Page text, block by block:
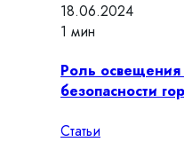
18.06.2024
1 мин
Роль
безопасности
Статьи